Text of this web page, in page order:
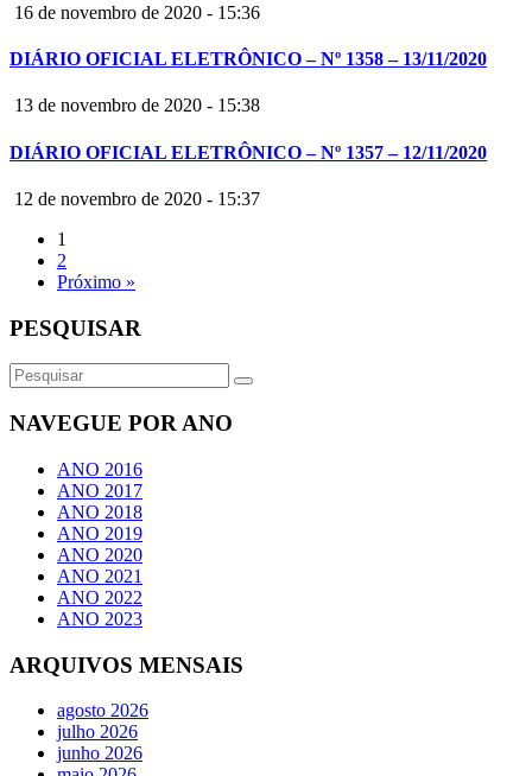
16 de novembro de 2020 - 15:36
DIÁRIO OFICIAL ELETRÔNICO – Nº 1358 – 13/11/2020
13 de novembro de 2020 - 15:38
DIÁRIO OFICIAL ELETRÔNICO – Nº 1357 – 12/11/2020
12 de novembro de 2020 - 15:37
1
2
Próximo »
PESQUISAR
NAVEGUE POR ANO
ANO 2016
ANO 2017
ANO 2018
ANO 2019
ANO 2020
ANO 2021
ANO 2022
ANO 2023
ARQUIVOS MENSAIS
agosto 2026
julho 2026
junho 2026